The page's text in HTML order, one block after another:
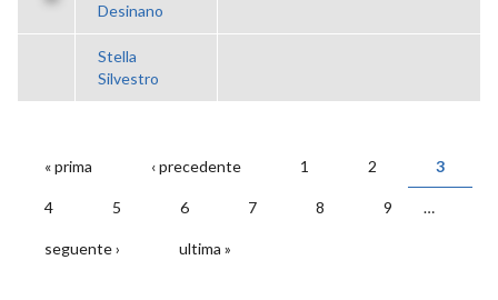
Desinano
Stella
Silvestro
PAGINE
« prima ‹ precedente 1 2 3
4 5 6 7 8 9 …
seguente › ultima »